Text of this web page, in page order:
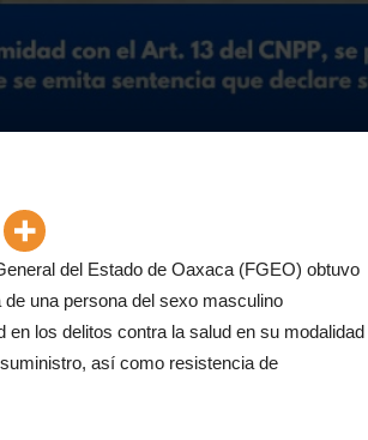
del Estado de Oaxaca (FGEO) obtuvo
una persona del sexo masculino
los delitos contra la salud en su modalidad
así como resistencia de